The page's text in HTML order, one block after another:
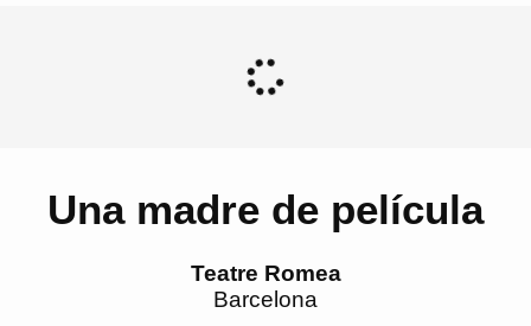
Una madre de película
Teatre Romea
Barcelona